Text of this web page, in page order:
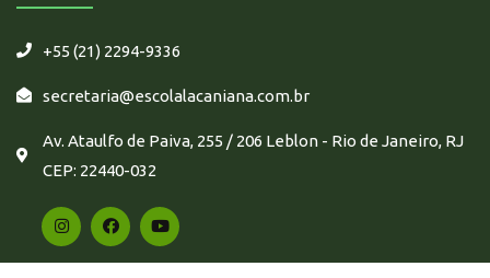
+55 (21) 2294-9336
secretaria@escolalacaniana.com.br
Av. Ataulfo de Paiva, 255 / 206 Leblon - Rio de Janeiro, RJ
CEP: 22440-032